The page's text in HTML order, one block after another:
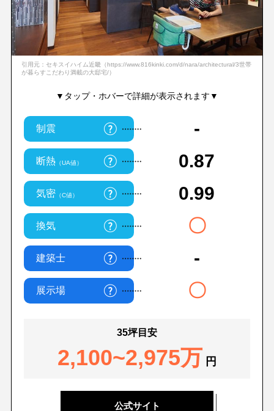
引用元：セキスイハイム近畿（https://www.816kinki.com/d/nara/architectural/3世帯
が暮らすこだわり満載の大邸宅/）
▼タップ・ホバーで詳細が表示されます▼
制震 -
断熱（UA値） 0.87
気密（C値） 0.99
換気 〇
建築士 -
展示場 〇
35坪目安
2,100~2,975万 円
公式サイト